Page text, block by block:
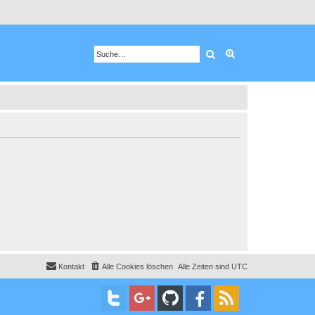
Suche
Alle Zeiten sind UTC
Alle Cookies löschen
Kontakt